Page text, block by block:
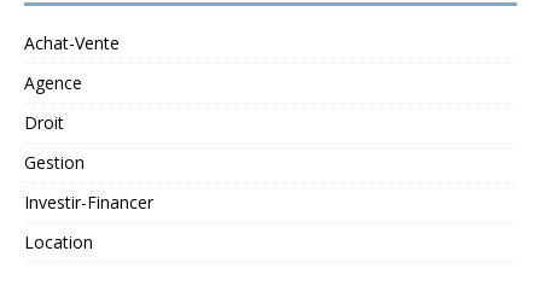
Achat-Vente
Agence
Droit
Gestion
Investir-Financer
Location